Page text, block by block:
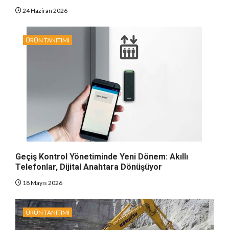
24 Haziran 2026
ÜRÜN TANITIMI
Geçiş Kontrol Yönetiminde Yeni Dönem: Akıllı
Telefonlar, Dijital Anahtara Dönüşüyor
18 Mayıs 2026
ÜRÜN TANITIMI